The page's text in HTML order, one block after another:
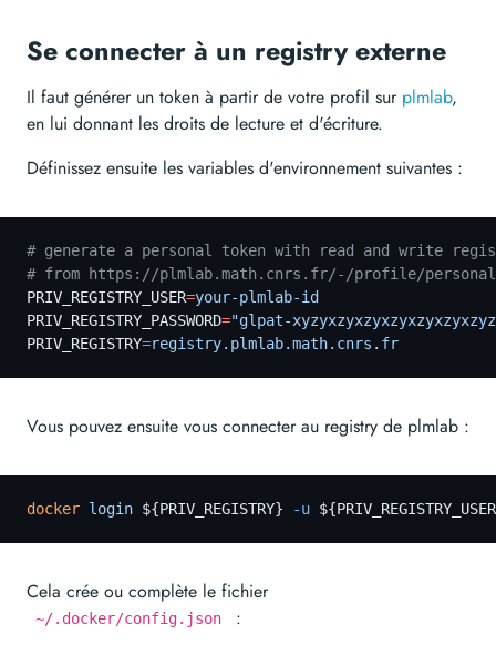
Se connecter à un registry externe
Il faut générer un token à partir de votre profil sur plmlab,
en lui donnant les droits de lecture et d'écriture.
Définissez ensuite les variables d'environnement suivantes :
# generate a personal token with read and write
# from https://plmlab.math.cnrs.fr/-/profile/
PRIV_REGISTRY_USER=your-plmlab-id
PRIV_REGISTRY_PASSWORD="glpat-
PRIV_REGISTRY=registry.plmlab.math.cnrs.fr
Vous pouvez ensuite vous connecter au registry de plmlab :
docker login ${PRIV_REGISTRY} -u
Cela crée ou complète le fichier
~/.docker/config.json :